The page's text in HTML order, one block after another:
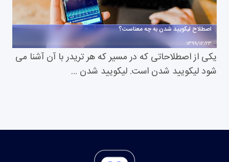
اصطلاح لیکویید شدن به چه معناست؟
1399/12/23
یکی از اصطلاحاتی که در مسیر که هر تریدر با آن آشنا می
شود لیکویید شدن است. لیکویید شدن …